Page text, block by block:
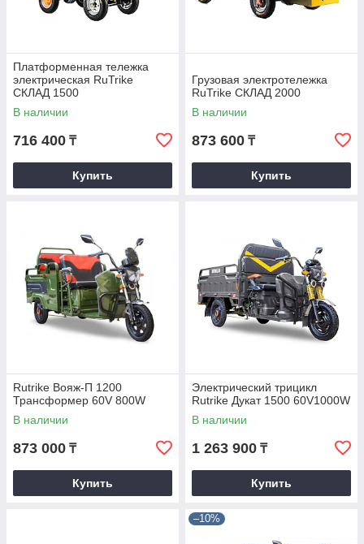
Платформенная тележка
электрическая RuTrike
СКЛАД 1500
В наличии
716 400 ₸
Купить
Грузовая электротележка
RuTrike СКЛАД 2000
В наличии
873 600 ₸
Купить
Rutrike Вояж-П 1200
Трансформер 60V 800W
В наличии
873 000 ₸
Купить
Электрический трицикл
Rutrike Дукат 1500 60V1000W
В наличии
1 263 900 ₸
Купить
–10%